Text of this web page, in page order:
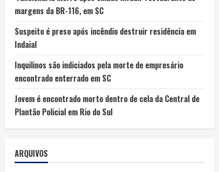
margens da BR-116, em SC
Suspeito é preso após incêndio destruir residência em
Indaial
Inquilinos são indiciados pela morte de empresário
encontrado enterrado em SC
Jovem é encontrado morto dentro de cela da Central de
Plantão Policial em Rio do Sul
ARQUIVOS